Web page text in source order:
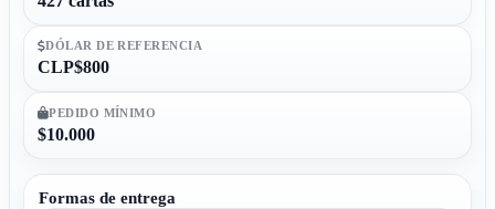
DÓLAR DE REFERENCIA
CLP$800
PEDIDO MÍNIMO
$10.000
Formas de entrega